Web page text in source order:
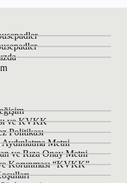
ve KVKK
Politikası
Metni
ve Rıza Onay Metni
Korunması “KVKK”